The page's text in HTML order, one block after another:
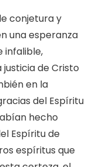
conjetura y
una esperanza
infalible,
de Cristo
en la
del Espíritu
hecho
Espíritu de
espíritus que